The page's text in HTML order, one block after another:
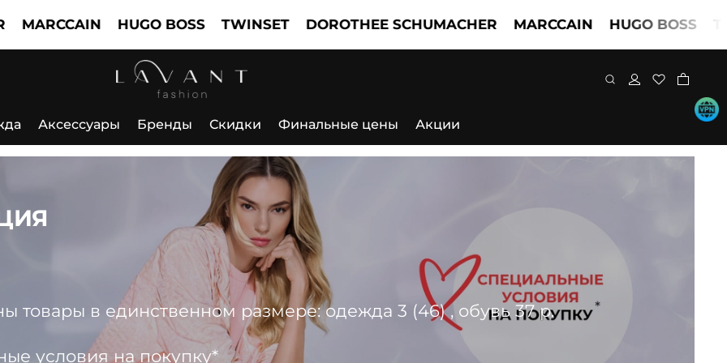
HUGO BOSS TWINSET DOROTHEE SCHUMACHER MARCCAIN HUGO BOSS
Аксессуары Бренды Скидки Финальные цены Акции
товары в единственном размере: одежда 3 (46) , обувь 37 р.
условия на покупку*